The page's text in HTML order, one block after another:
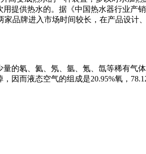
提供热水的。据《中国热水器行业产
品牌进入市场时间较长，在产品设
的氡、氦、氖、氩、氪、氙等稀有气
而液态空气的组成是20.95%氧，